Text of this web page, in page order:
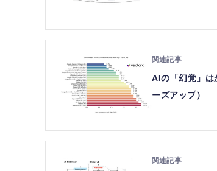
AIの「幻覚」は
ーズアップ）